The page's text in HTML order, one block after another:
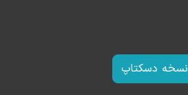
نسخه دسکتاپ